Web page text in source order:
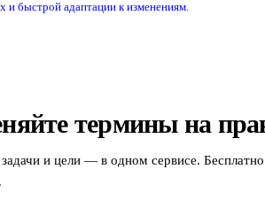
и быстрой адаптации к изменениям.
термины на
задачи и цели — в одном сервисе.